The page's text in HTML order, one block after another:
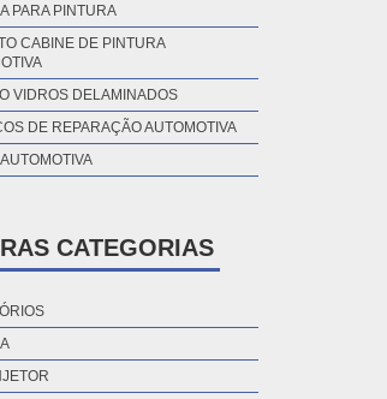
PARA PINTURA
CABINE DE PINTURA
VIDROS DELAMINADOS
DE REPARAÇÃO AUTOMOTIVA
CATEGORIAS